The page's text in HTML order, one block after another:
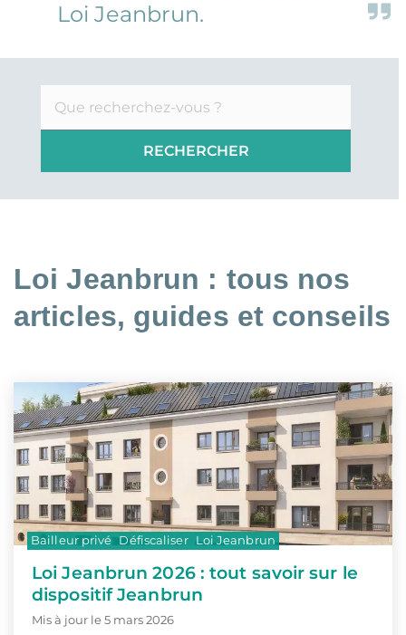
Loi Jeanbrun.
Loi Jeanbrun : tous nos
articles, guides et conseils
Loi Jeanbrun 2026 : tout savoir sur le
dispositif Jeanbrun
Mis à jour le 5 mars 2026
Bailleur privé Défiscaliser Loi Jeanbrun